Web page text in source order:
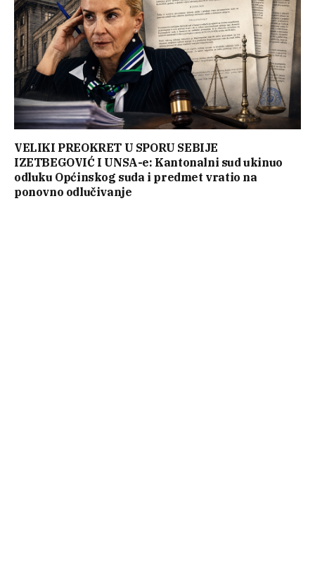
VELIKI PREOKRET U SPORU SEBIJE
IZETBEGOVIĆ I UNSA-e: Kantonalni sud ukinuo
odluku Općinskog suda i predmet vratio na
ponovno odlučivanje